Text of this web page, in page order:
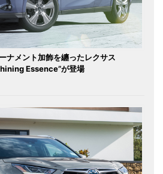
ナメント加飾を纏ったレクサス
Essence”が登場